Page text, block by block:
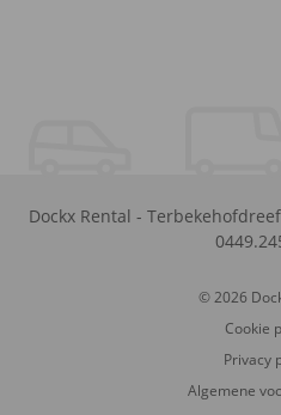
Dockx Rental -
© 2026
Cookie
Privacy
Algemene